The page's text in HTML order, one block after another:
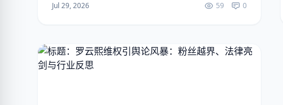
Jul 29, 2026 59 0